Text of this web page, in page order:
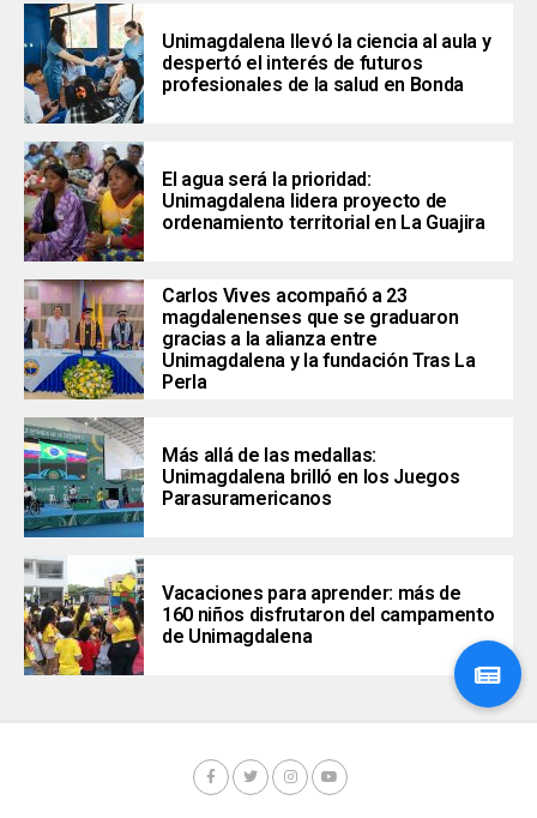
Unimagdalena llevó la ciencia al aula y
despertó el interés de futuros
profesionales de la salud en Bonda
El agua será la prioridad:
Unimagdalena lidera proyecto de
ordenamiento territorial en La Guajira
Carlos Vives acompañó a 23
magdalenenses que se graduaron
gracias a la alianza entre
Unimagdalena y la fundación Tras La
Perla
Más allá de las medallas:
Unimagdalena brilló en los Juegos
Parasuramericanos
Vacaciones para aprender: más de
160 niños disfrutaron del campamento
de Unimagdalena